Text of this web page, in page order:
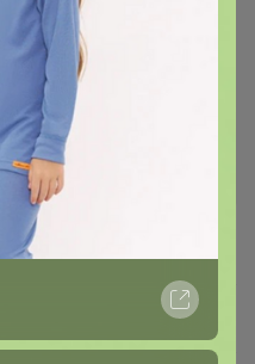
1.7K
59 %
~ 8 дней